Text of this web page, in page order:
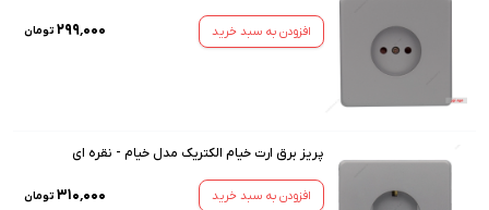
افزودن به سبد خرید ۲۹۹٬۰۰۰ تومان
پریز برق ارت خیام الکتریک مدل خیام - نقره ای
افزودن به سبد خرید ۳۱۰٬۰۰۰ تومان